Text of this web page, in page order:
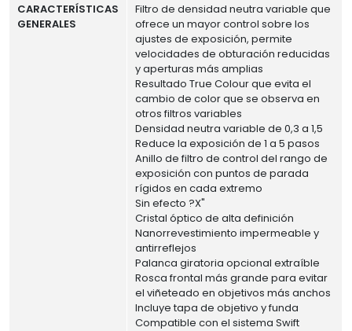
CARACTERÍSTICAS
GENERALES
Filtro de densidad neutra variable que
ofrece un mayor control sobre los
ajustes de exposición, permite
velocidades de obturación reducidas
y aperturas más amplias
Resultado True Colour que evita el
cambio de color que se observa en
otros filtros variables
Densidad neutra variable de 0,3 a 1,5
Reduce la exposición de 1 a 5 pasos
Anillo de filtro de control del rango de
exposición con puntos de parada
rígidos en cada extremo
Sin efecto ?X"
Cristal óptico de alta definición
Nanorrevestimiento impermeable y
antirreflejos
Palanca giratoria opcional extraíble
Rosca frontal más grande para evitar
el viñeteado en objetivos más anchos
Incluye tapa de objetivo y funda
Compatible con el sistema Swift